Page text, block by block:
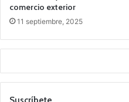
comercio exterior
11 septiembre, 2025